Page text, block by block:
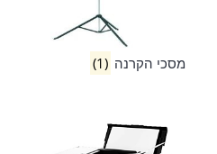
מסכי הקרנה (1)